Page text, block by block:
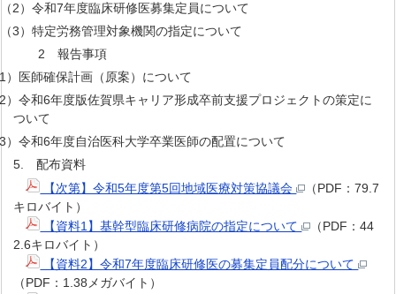
）令和7年度臨床研修医募集定員について
）特定労務管理対象機関の指定について
2 報告事項
医師確保計画（原案）について
令和6年度版佐賀県キャリア形成卒前支援プロジェクトの策定に
ついて
令和6年度自治医科大学卒業医師の配置について
5. 配布資料
【次第】令和5年度第5回地域医療対策協議会
（PDF：79.7
キロバイト）
【資料1】基幹型臨床研修病院の指定について
（PDF：44
2.6キロバイト）
【資料2】令和7年度臨床研修医の募集定員配分について
（PDF：1.38メガバイト）